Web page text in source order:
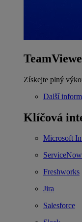
Získejte plný
Další
Klíčová
Microsoft
ServiceNow
Freshworks
Jira
Salesforce